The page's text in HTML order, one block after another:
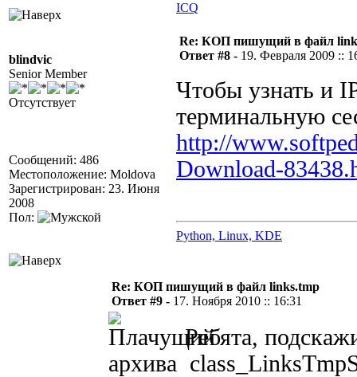
ICQ
blindvic
Senior Member
Отсутствует
Сообщений: 486
Местоположение: Moldova
Зарегистрирован: 23. Июня
2008
Пол:
Re: КОП пишущий в файл
Ответ #8 - 19. Февраля 2009 ::
Чтобы узнать и
терминальную
http://
Download-
Python, Linux, KDE
Re: КОП пишущий в файл links.tmp
Ответ #9 - 17. Ноября 2010 :: 16:31
Ребята,
архива